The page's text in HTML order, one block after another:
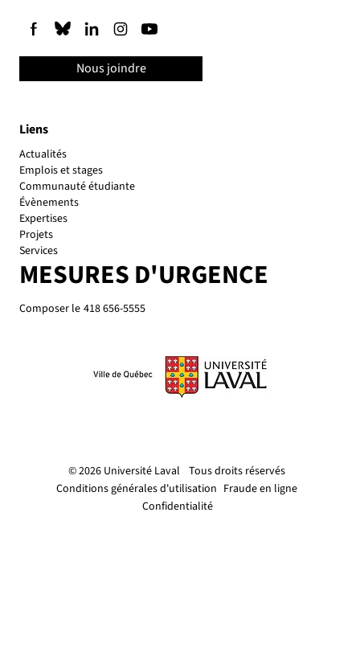
© 2026 Université Laval Tous droits réservés
Conditions générales d'utilisation Fraude en ligne
Confidentialité
Liens
Actualités
Emplois et stages
Communauté étudiante
Évènements
Expertises
Projets
Services
MESURES D'URGENCE
Composer le 418 656-5555
Nous joindre